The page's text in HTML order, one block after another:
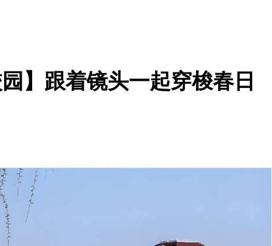
】跟着镜头一起穿梭春日